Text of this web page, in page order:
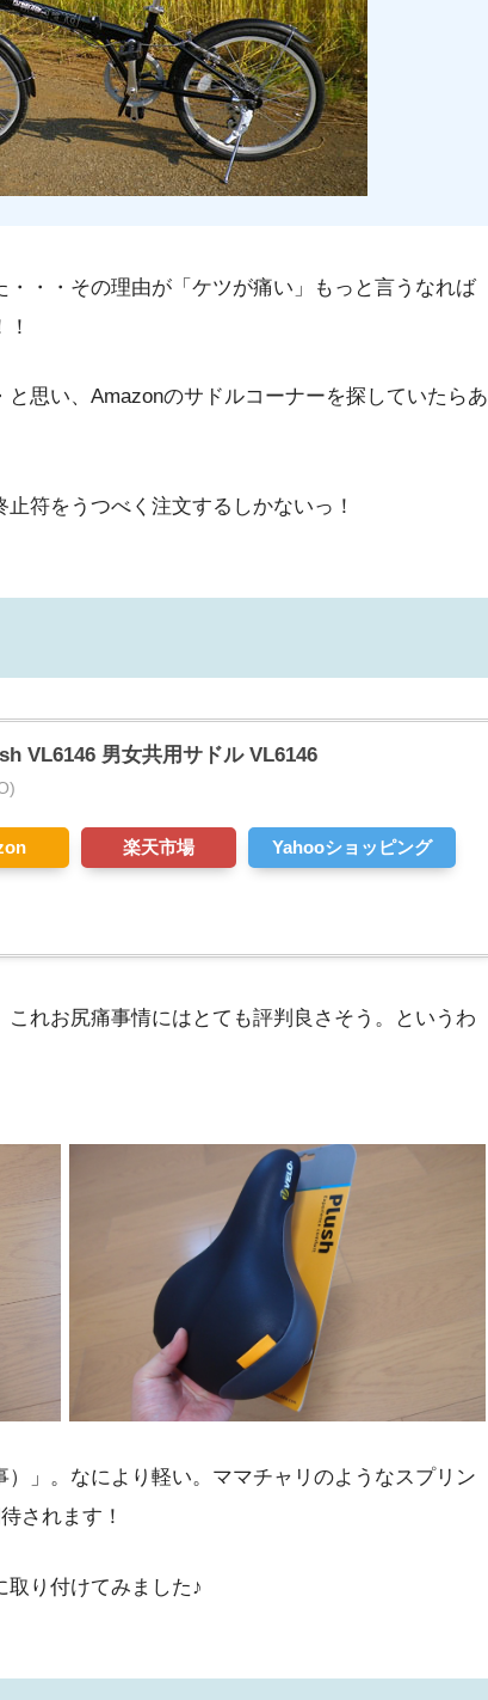
・・その理由が「ケツが痛い」もっと言うなれば
思い、Amazonのサドルコーナーを探していたらあ
符をうつべく注文するしかないっ！
VL6146 男女共用サドル VL6146
楽天市場 Yahooショッピング
れお尻痛事情にはとても評判良さそう。というわ
」。なにより軽い。ママチャリのようなスプリン
されます！
り付けてみました♪